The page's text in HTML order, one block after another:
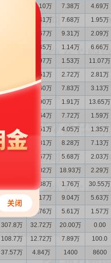
35.10万 7.38万 4.69万
32.41万 7.68万 1.95万
26.67万 9.31万 2.09万
19.45万 1.14万 6.66万
24.97万 1.53万 11.07万
34.51万 2.72万 2.81万
308.3万 34.60万 7.83万 3.13万
29.90万 1.91万 13.65万
41.64万 7.72万 1.59万
303.6万 35.51万 4.05万 1.35万
290.1万 32.81万 8.28万 7.13万
31.67万 5.68万 2.03万
28.02万 18.93万 2.29万
11.38万 1.76万 30.55万
379.6万 40.17万 9.04万 5.63万
333.0万 36.76万 5.61万 1.57万
307.8万 32.72万 20.00万 0.00
108.7万 12.72万 7.89万 100.0
37.57万 4.84万 1400 8600